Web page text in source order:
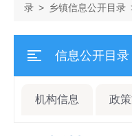
录 > 乡镇信息公开目录
信息公开目录
机构信息 政